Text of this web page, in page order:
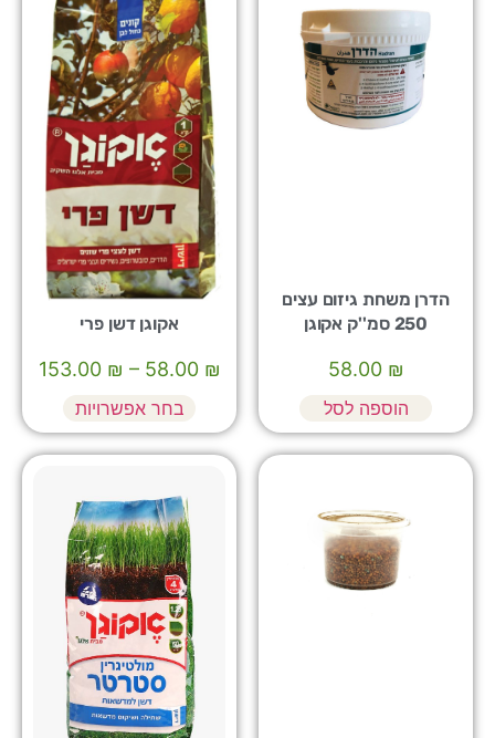
הדרן משחת גיזום עצים
250 סמ''ק אקוגן
₪
58.00
הוספה לסל
אקוגן דשן פרי
₪
58.00
–
₪
153.00
בחר אפשרויות